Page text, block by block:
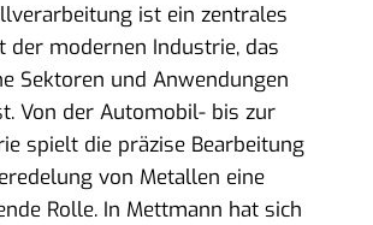
ist ein zentrales
der modernen Industrie, das
Sektoren und Anwendungen
Von der Automobil- bis zur
spielt die präzise Bearbeitung
von Metallen eine
Rolle. In Mettmann hat sich